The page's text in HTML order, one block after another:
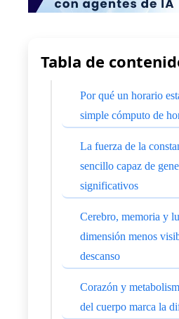
Tabla de
Por qué un horario
simple cómputo de
La fuerza de la
sencillo capaz de
significativos
Cerebro, memoria y
dimensión menos
descanso
Corazón y
del cuerpo marca la